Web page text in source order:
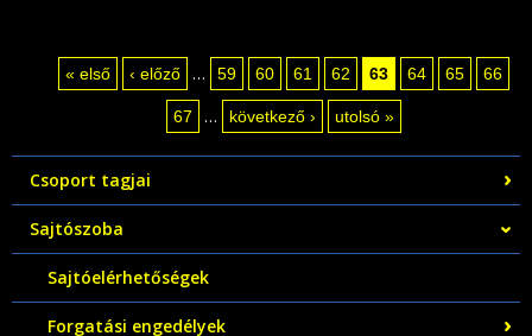
« első ‹ előző … 59 60 61 62 63 64 65 66
67 … következő › utolsó »
Csoport tagjai
Sajtószoba
Sajtóelérhetőségek
Forgatási engedélyek